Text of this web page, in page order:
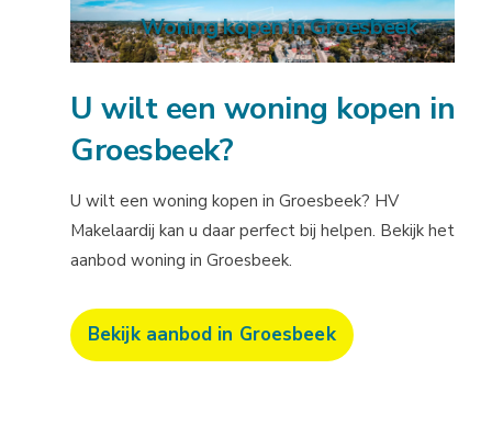
Woning kopen in Groesbeek
U wilt een woning kopen in
Groesbeek?
U wilt een woning kopen in Groesbeek? HV
Makelaardij kan u daar perfect bij helpen. Bekijk het
aanbod woning in Groesbeek.
Bekijk aanbod in Groesbeek